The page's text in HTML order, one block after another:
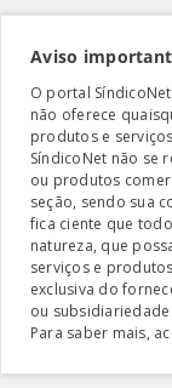
Aviso
O portal
não oferece
produtos e
SíndicoNet não se
ou produtos
seção, sendo sua
fica ciente que
natureza, que
serviços e
exclusiva do
ou
Para saber mais,